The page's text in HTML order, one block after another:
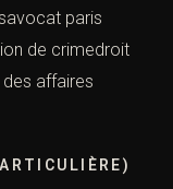
paris
de crimedroit
affaires